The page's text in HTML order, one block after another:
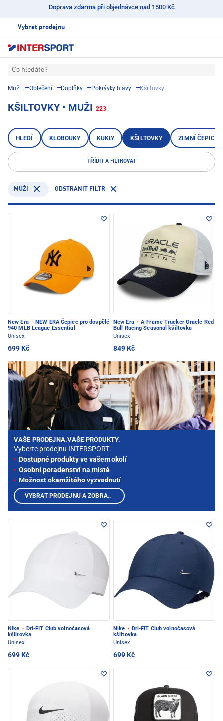
Doprava zdarma při objednávce nad 1500 Kč
Vybrat prodejnu
Co hledáte?
Muži Oblečení Doplňky Pokrývky hlavy Kšiltovky
KŠILTOVKY • MUŽI 223
HLEDÍ KLOBOUKY KUKLY KŠILTOVKY ZIMNÍ ČEPICE
TŘÍDIT A FILTROVAT
MUŽI ODSTRANIT FILTR
New Era · NEW ERA Čepice pro dospělé
940 MLB League Essential
Unisex
699 Kč
New Era · A-Frame Trucker Oracle Red
Bull Racing Seasonal kšiltovka
Unisex
849 Kč
Nike · Dri-FIT Club volnočasová
kšiltovka
Unisex
699 Kč
Nike · Dri-FIT Club volnočasová
kšiltovka
Unisex
699 Kč
VAŠE PRODEJNA.VAŠE PRODUKTY.
Vyberte prodejnu INTERSPORT:
Dostupné produkty ve vašem okolí
Osobní poradenství na místě
Možnost okamžitého vyzvednutí
VYBRAT PRODEJNU A ZOBRAZIT PRODUKTY